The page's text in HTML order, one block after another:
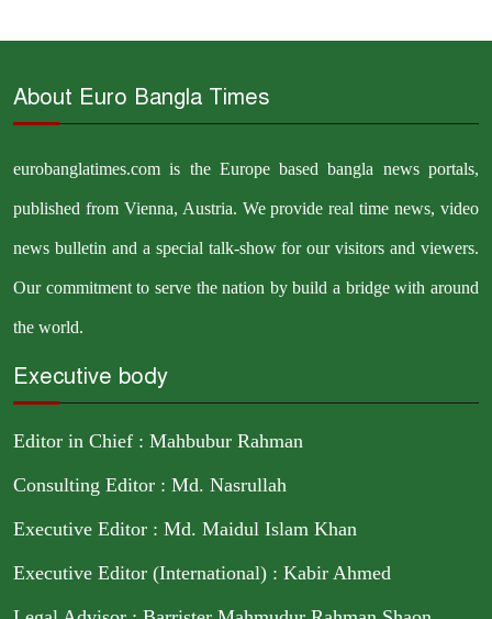
About Euro Bangla Times
eurobanglatimes.com is the Europe based bangla news portals,
published from Vienna, Austria. We provide real time news, video
news bulletin and a special talk-show for our visitors and viewers.
Our commitment to serve the nation by build a bridge with around
the world.
Executive body
Editor in Chief : Mahbubur Rahman
Consulting Editor : Md. Nasrullah
Executive Editor : Md. Maidul Islam Khan
Executive Editor (International) : Kabir Ahmed